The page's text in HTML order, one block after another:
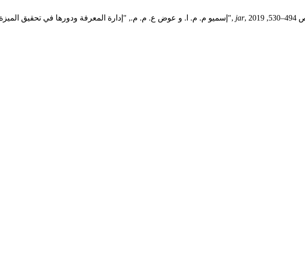
إسميو م. م. ا. و عوض ع. م. م., "إدارة المعرفة ودورها في تحقيق الميزة التنافسية: دراسة ميدانية على شركتي ليبيانا والمدار الجديد ـ مصراتة", jar